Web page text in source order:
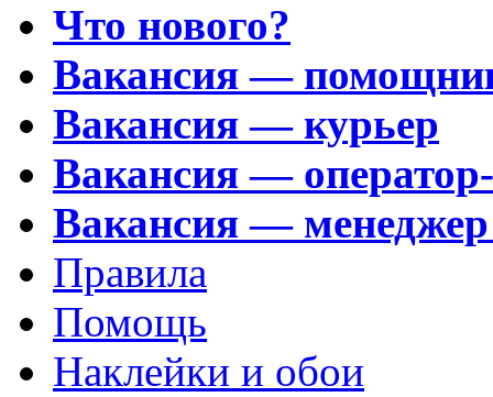
Что нового?
Вакансия —
Вакансия — курьер
Вакансия —
Вакансия —
Правила
Помощь
Наклейки и обои